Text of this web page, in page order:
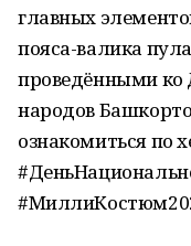
главных
пояса-валика
проведёнными ко
народов
ознакомиться по